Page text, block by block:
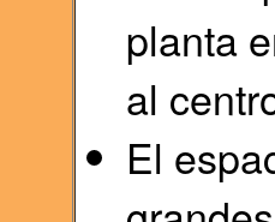
planta
al
El